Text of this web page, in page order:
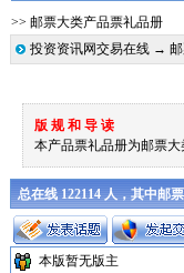
>> 邮票大类产品票礼品册
投资资讯网交易在线→
版 规 和 导 读
本产品票礼品册为邮票
总在线 122114 人，其中邮
本版暂无版主